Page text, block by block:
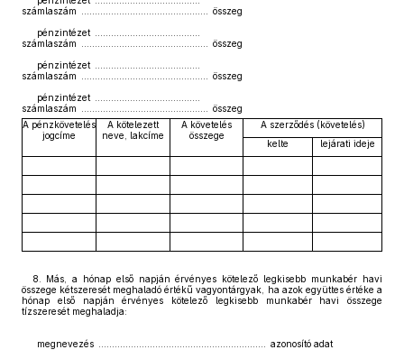
számlaszám ............................................... összeg
pénzintézet .......................................
számlaszám ............................................... összeg
pénzintézet .......................................
számlaszám ............................................... összeg
pénzintézet .......................................
számlaszám ............................................... összeg
A pénzkövetelés
jogcíme
A kötelezett
neve, lakcíme
A követelés
összege
A szerződés (követelés)
kelte
lejárati ideje
8. Más, a hónap első napján érvényes kötelező legkisebb munkabér havi
összege kétszeresét meghaladó értékű vagyontárgyak, ha azok együttes értéke a
hónap első napján érvényes kötelező legkisebb munkabér havi összege
tízszeresét meghaladja:
megnevezés .............................................................. azonosító adat